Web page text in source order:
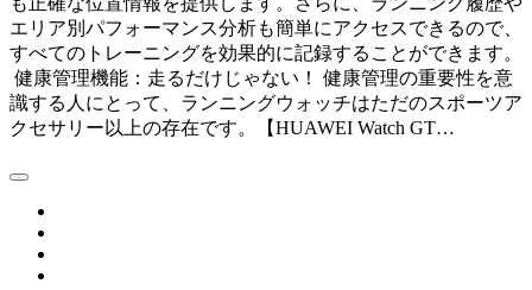
エリア別パフォーマンス分析も簡単にアクセスできるので、
すべてのトレーニングを効果的に記録することができます。
健康管理機能：走るだけじゃない！ 健康管理の重要性を意
識する人にとって、ランニングウォッチはただのスポーツア
クセサリー以上の存在です。【HUAWEI Watch GT…